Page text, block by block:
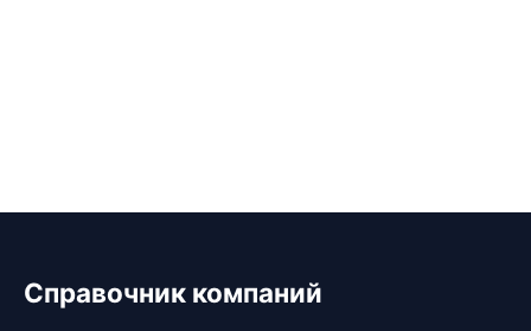
Справочник компаний